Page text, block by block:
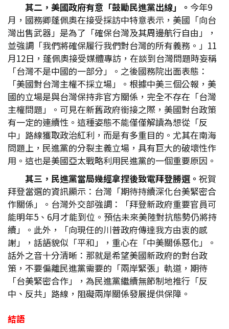
其二，美國政府有意「鼓勵民進黨出線」。 今年9
月，國務卿蓬佩奧在接受採訪中特意表示，美國「向台
灣出售武器」是為了「確保台灣及其周邊航行自由」，
並強調「我們將確保履行我們對台灣的所有義務。」11
月12日，蓬佩奧接受媒體專訪，在談到台灣問題時妄稱
「台灣不是中國的一部分」。之後國務院出面表態：
「美國對台灣主權不採立場」。根據中美三個公報，美
國的立場是與台灣保持非官方關係，完全不存在「台灣
主權問題」。可見在新舊政府銜接之際，美國對台政策
有一定的連續性。這種姿態不能僅僅解讀為想從「反
中」路線獲取政治紅利，而是有多重目的。尤其在南海
問題上，民進黨的分裂主義立場，具有巨大的破壞性作
用。這也是美國亞太戰略利用民進黨的一個重要原因。
其三，民進黨當局幾經拿捏後致電拜登勝選。 祝賀
拜登當選的資訊顯示：台灣「期待持續深化台美緊密合
作關係」。台灣外交部強調：「拜登新政府重要官員可
能明年5、6月才能到位。預估未來美陸對抗態勢仍將持
續」。此外，「向現任的川普政府傳達我方由衷的感
謝」，話語貌似「平和」，重心在「中美關係惡化」。
話外之音十分清晰：那就是希望美國新政府的對台政
策，不要偏離民進黨需要的「兩岸緊張」軌道，期待
「台美緊密合作」，為民進黨繼續無節制地推行「反
中、反共」路線，阻礙兩岸關係發展提供保障。
結語